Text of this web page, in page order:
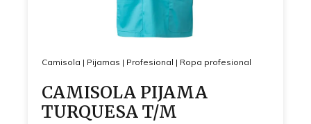
Camisola | Pijamas | Profesional | Ropa profesional
CAMISOLA PIJAMA
TURQUESA T/M